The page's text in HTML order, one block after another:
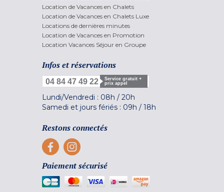
Location de Vacances en Chalets
Location de Vacances en Chalets Luxe
Locations de dernières minutes
Location de Vacances en Promotion
Location Vacances Séjour en Groupe
Infos et réservations
04 84 47 49 22
Service gratuit +
prix appel
Lundi/Vendredi : 08h / 20h
Samedi et jours fériés : 09h / 18h
Restons connectés
Paiement sécurisé